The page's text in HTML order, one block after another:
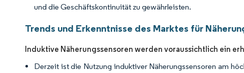
und die Geschäftskontinuität zu gewährleisten.
Trends und Erkenntnisse des Marktes für
Induktive Näherungssensoren werden voraussichtlich ein
Derzeit ist die Nutzung induktiver Näherungssensoren am